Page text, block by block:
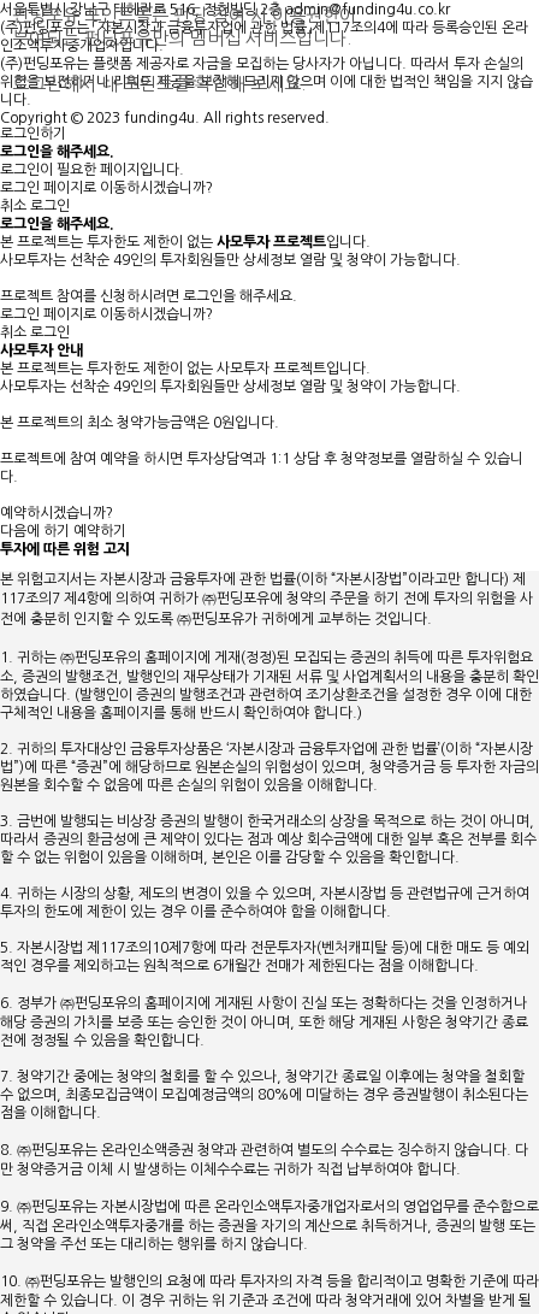
서울특별시 강남구 테헤란로 516, 정헌빌딩 2층 admin@funding4u.co.kr
(주)펀딩포유는 「자본시장과 금융투자업에 관한 법률」제117조의4에 따라 등록승인된 온라
인소액투자중개업자입니다.
(주)펀딩포유는 플랫폼 제공자로 자금을 모집하는 당사자가 아닙니다. 따라서 투자 손실의
위험을 보전하거나 리워드 제공을 보장해 드리지 않으며 이에 대한 법적인 책임을 지지 않습
니다.
Copyright © 2023 funding4u. All rights reserved.
펀딩포유 포인트몰은 펀딩 참여 시 이용권한이
부여되는 펀딩포유만의 멤버십 서비스입니다.
로그인해서 내 포인트를 확인해 보세요.
로그인하기
로그인을 해주세요.
로그인이 필요한 페이지입니다.
로그인 페이지로 이동하시겠습니까?
취소 로그인
로그인을 해주세요.
본 프로젝트는 투자한도 제한이 없는 사모투자 프로젝트입니다.
사모투자는 선착순 49인의 투자회원들만 상세정보 열람 및 청약이 가능합니다.
프로젝트 참여를 신청하시려면 로그인을 해주세요.
로그인 페이지로 이동하시겠습니까?
취소 로그인
사모투자 안내
본 프로젝트는 투자한도 제한이 없는 사모투자 프로젝트입니다.
사모투자는 선착순 49인의 투자회원들만 상세정보 열람 및 청약이 가능합니다.
본 프로젝트의 최소 청약가능금액은 0원 입니다.
프로젝트에 참여 예약을 하시면 투자상담역과 1:1 상담 후 청약정보를 열람하실 수 있습니
다.
예약하시겠습니까?
다음에 하기
예약하기
투자에 따른 위험 고지
본 위험고지서는 자본시장과 금융투자에 관한 법률(이하 “자본시장법”이라고만 합니다) 제
117조의7 제4항에 의하여 귀하가 ㈜펀딩포유에 청약의 주문을 하기 전에 투자의 위험을 사
전에 충분히 인지할 수 있도록 ㈜펀딩포유가 귀하에게 교부하는 것입니다.
1. 귀하는 ㈜펀딩포유의 홈페이지에 게재(정정)된 모집되는 증권의 취득에 따른 투자위험요
소, 증권의 발행조건, 발행인의 재무상태가 기재된 서류 및 사업계획서의 내용을 충분히 확인
하였습니다. (발행인이 증권의 발행조건과 관련하여 조기상환조건을 설정한 경우 이에 대한
구체적인 내용을 홈페이지를 통해 반드시 확인하여야 합니다.)
2. 귀하의 투자대상인 금융투자상품은 ‘자본시장과 금융투자업에 관한 법률’(이하 “자본시장
법”)에 따른 “증권”에 해당하므로 원본손실의 위험성이 있으며, 청약증거금 등 투자한 자금의
원본을 회수할 수 없음에 따른 손실의 위험이 있음을 이해합니다.
3. 금번에 발행되는 비상장 증권의 발행이 한국거래소의 상장을 목적으로 하는 것이 아니며,
따라서 증권의 환금성에 큰 제약이 있다는 점과 예상 회수금액에 대한 일부 혹은 전부를 회수
할 수 없는 위험이 있음을 이해하며, 본인은 이를 감당할 수 있음을 확인합니다.
4. 귀하는 시장의 상황, 제도의 변경이 있을 수 있으며, 자본시장법 등 관련법규에 근거하여
투자의 한도에 제한이 있는 경우 이를 준수하여야 함을 이해합니다.
5. 자본시장법 제117조의10제7항에 따라 전문투자자(벤처캐피탈 등)에 대한 매도 등 예외
적인 경우를 제외하고는 원칙적으로 6개월간 전매가 제한된다는 점을 이해합니다.
6. 정부가 ㈜펀딩포유의 홈페이지에 게재된 사항이 진실 또는 정확하다는 것을 인정하거나
해당 증권의 가치를 보증 또는 승인한 것이 아니며, 또한 해당 게재된 사항은 청약기간 종료
전에 정정될 수 있음을 확인합니다.
7. 청약기간 중에는 청약의 철회를 할 수 있으나, 청약기간 종료일 이후에는 청약을 철회할
수 없으며, 최종모집금액이 모집예정금액의 80%에 미달하는 경우 증권발행이 취소된다는
점을 이해합니다.
8. ㈜펀딩포유는 온라인소액증권 청약과 관련하여 별도의 수수료는 징수하지 않습니다. 다
만 청약증거금 이체 시 발생하는 이체수수료는 귀하가 직접 납부하여야 합니다.
9. ㈜펀딩포유는 자본시장법에 따른 온라인소액투자중개업자로서의 영업업무를 준수함으로
써, 직접 온라인소액투자중개를 하는 증권을 자기의 계산으로 취득하거나, 증권의 발행 또는
그 청약을 주선 또는 대리하는 행위를 하지 않습니다.
10. ㈜펀딩포유는 발행인의 요청에 따라 투자자의 자격 등을 합리적이고 명확한 기준에 따라
제한할 수 있습니다. 이 경우 귀하는 위 기준과 조건에 따라 청약거래에 있어 차별을 받게 될